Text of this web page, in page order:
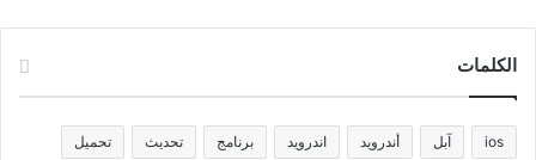
الكلمات
ios آبل أندرويد اندرويد برنامج تحديث تحميل